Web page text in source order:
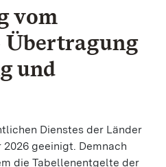
vom
Übertragung
und
Dienstes der Länder
2026 geeinigt. Demnach
die Tabellenentgelte der